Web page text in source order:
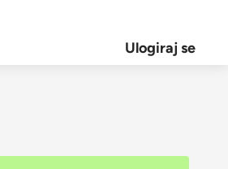
Ulogiraj se